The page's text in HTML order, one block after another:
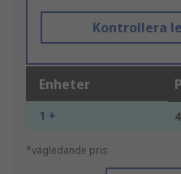
Kontrollera
Enheter
1 +
*vägledande pris